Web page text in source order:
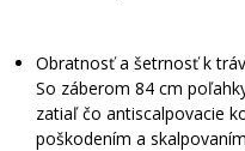
Obratnosť a šetrnosť k
So záberom 84 cm
zatiaľ čo antiscalpovacie
poškodením a